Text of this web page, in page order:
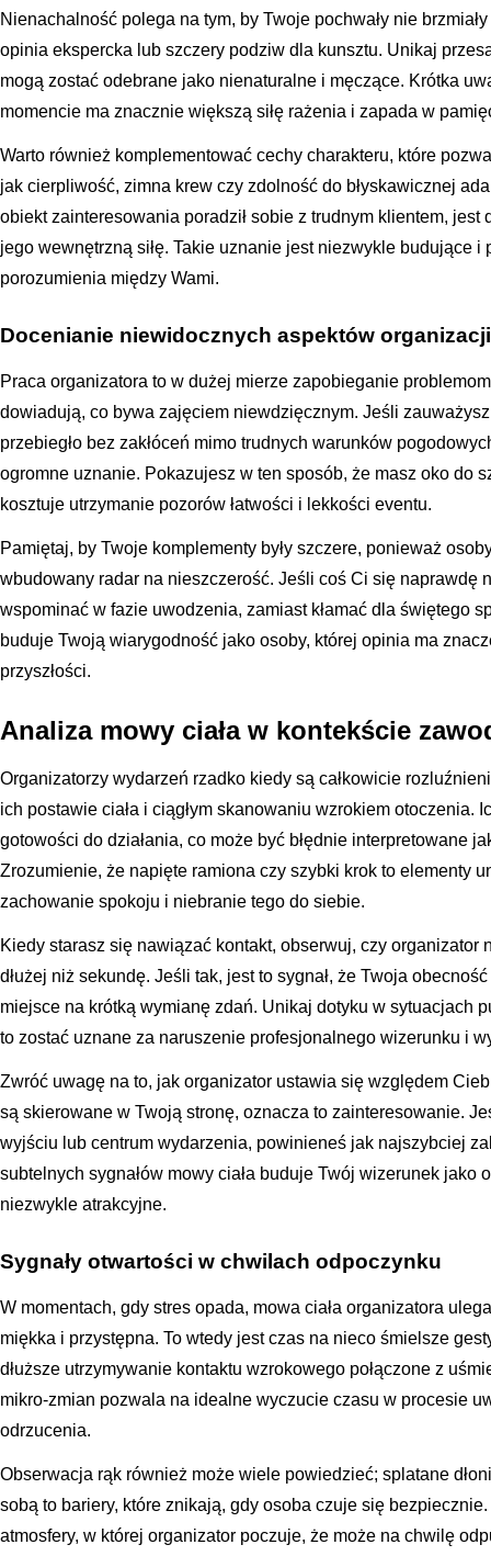
Nienachalność polega na tym, by Twoje pochwały nie
opinia ekspercka lub szczery podziw dla kunsztu. Unikaj
mogą zostać odebrane jako nienaturalne i męczące. Krótka
momencie ma znacznie większą siłę rażenia i zapada w
Warto również komplementować cechy charakteru, które
jak cierpliwość, zimna krew czy zdolność do błyskawicznej
obiekt zainteresowania poradził sobie z trudnym klientem, jest
jego wewnętrzną siłę. Takie uznanie jest niezwykle budujące i
porozumienia między Wami.
Docenianie niewidocznych aspektów organizacji
Praca organizatora to w dużej mierze zapobieganie
dowiadują, co bywa zajęciem niewdzięcznym. Jeśli
przebiegło bez zakłóceń mimo trudnych warunków
ogromne uznanie. Pokazujesz w ten sposób, że masz oko do
kosztuje utrzymanie pozorów łatwości i lekkości eventu.
Pamiętaj, by Twoje komplementy były szczere, ponieważ
wbudowany radar na nieszczerość. Jeśli coś Ci się naprawdę
wspominać w fazie uwodzenia, zamiast kłamać dla świętego
buduje Twoją wiarygodność jako osoby, której opinia ma
przyszłości.
Analiza mowy ciała w kontekście
Organizatorzy wydarzeń rzadko kiedy są całkowicie
ich postawie ciała i ciągłym skanowaniu wzrokiem otoczenia.
gotowości do działania, co może być błędnie interpretowane
Zrozumienie, że napięte ramiona czy szybki krok to elementy
zachowanie spokoju i niebranie tego do siebie.
Kiedy starasz się nawiązać kontakt, obserwuj, czy organizator
dłużej niż sekundę. Jeśli tak, jest to sygnał, że Twoja
miejsce na krótką wymianę zdań. Unikaj dotyku w sytuacjach
to zostać uznane za naruszenie profesjonalnego wizerunku i
Zwróć uwagę na to, jak organizator ustawia się względem
są skierowane w Twoją stronę, oznacza to zainteresowanie.
wyjściu lub centrum wydarzenia, powinieneś jak najszybciej
subtelnych sygnałów mowy ciała buduje Twój wizerunek jako
niezwykle atrakcyjne.
Sygnały otwartości w chwilach odpoczynku
W momentach, gdy stres opada, mowa ciała organizatora
miękka i przystępna. To wtedy jest czas na nieco śmielsze
dłuższe utrzymywanie kontaktu wzrokowego połączone z
mikro-zmian pozwala na idealne wyczucie czasu w procesie
odrzucenia.
Obserwacja rąk również może wiele powiedzieć; splatane
sobą to bariery, które znikają, gdy osoba czuje się
atmosfery, w której organizator poczuje, że może na chwilę